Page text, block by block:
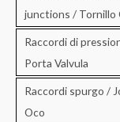
junctions / Tornillo
Raccordi di
Porta Valvula
Raccordi spurgo /
Oco